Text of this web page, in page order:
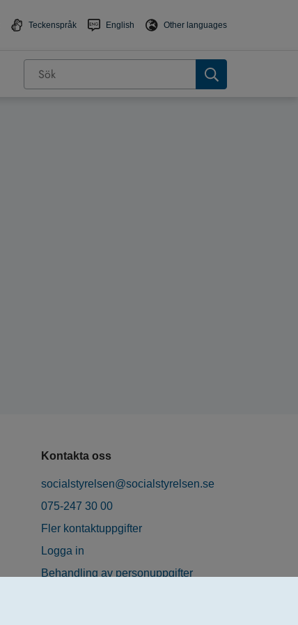
Teckenspråk English Other languages
Kontakta oss
socialstyrelsen@socialstyrelsen.se
075-247 30 00
Fler kontaktuppgifter
Logga in
Behandling av personuppgifter